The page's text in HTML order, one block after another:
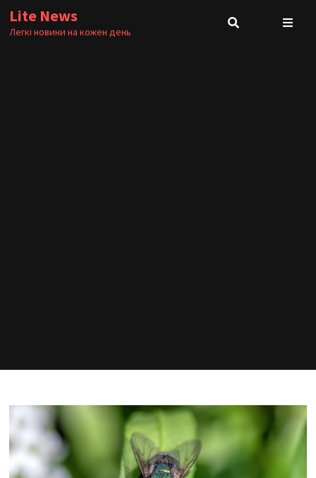
Skip
to
Lite News
Легкі новини на кожен день